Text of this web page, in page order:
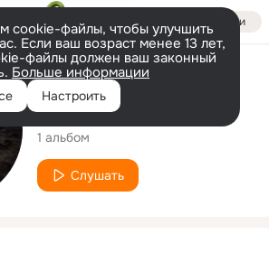
Войти
cookie-файлы, чтобы улучшить
Если ваш возраст менее 13 лет,
файлы должен ваш законный
Больше информации
Настроить
Исполнитель
Henning Ruud
1 альбом
Слушать